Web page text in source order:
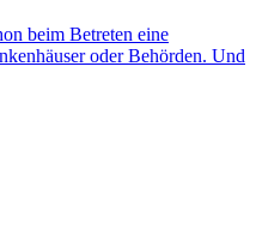
beim Betreten eine
oder Behörden. Und